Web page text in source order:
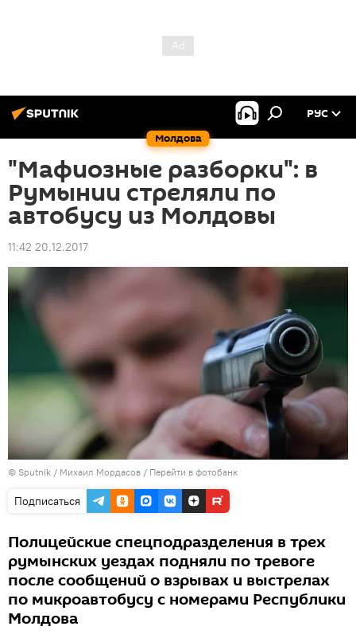
Молдова
РУС
"Мафиозные разборки": в
Румынии стреляли по
автобусу из Молдовы
11:42 20.12.2017
© Sputnik / Михаил Мордасов / Перейти в фотобанк
Подписаться
Полицейские спецподразделения в трех
румынских уездах подняли по тревоге
после сообщений о взрывах и выстрелах
по микроавтобусу с номерами Республики
Молдова